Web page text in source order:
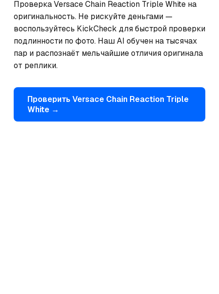
Проверка Versace Chain Reaction Triple White на
оригинальность. Не рискуйте деньгами —
воспользуйтесь KickCheck для быстрой проверки
подлинности по фото. Наш AI обучен на тысячах
пар и распознаёт мельчайшие отличия оригинала
от реплики.
Проверить Versace Chain Reaction Triple
White →